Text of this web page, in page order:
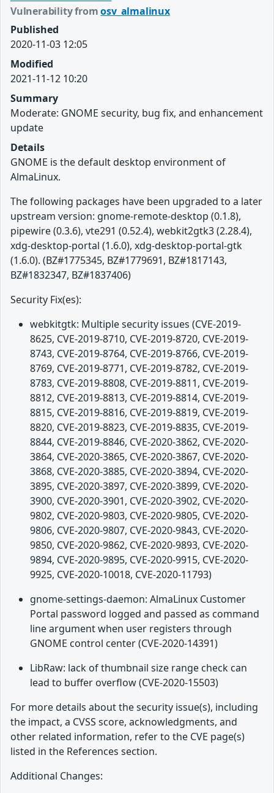
Vulnerability fromosv_almalinux
Published
2020-11-03 12:05
Modified
2021-11-12 10:20
Summary
Moderate: GNOME security, bug fix, and enhancement
update
Details
GNOME is the default desktop environment of
AlmaLinux.
The following packages have been upgraded to a later
upstream version: gnome-remote-desktop (0.1.8),
pipewire (0.3.6), vte291 (0.52.4), webkit2gtk3 (2.28.4),
xdg-desktop-portal (1.6.0), xdg-desktop-portal-gtk
(1.6.0). (BZ#1775345, BZ#1779691, BZ#1817143,
BZ#1832347, BZ#1837406)
Security Fix(es):
webkitgtk: Multiple security issues (CVE-2019-
8625, CVE-2019-8710, CVE-2019-8720, CVE-2019-
8743, CVE-2019-8764, CVE-2019-8766, CVE-2019-
8769, CVE-2019-8771, CVE-2019-8782, CVE-2019-
8783, CVE-2019-8808, CVE-2019-8811, CVE-2019-
8812, CVE-2019-8813, CVE-2019-8814, CVE-2019-
8815, CVE-2019-8816, CVE-2019-8819, CVE-2019-
8820, CVE-2019-8823, CVE-2019-8835, CVE-2019-
8844, CVE-2019-8846, CVE-2020-3862, CVE-2020-
3864, CVE-2020-3865, CVE-2020-3867, CVE-2020-
3868, CVE-2020-3885, CVE-2020-3894, CVE-2020-
3895, CVE-2020-3897, CVE-2020-3899, CVE-2020-
3900, CVE-2020-3901, CVE-2020-3902, CVE-2020-
9802, CVE-2020-9803, CVE-2020-9805, CVE-2020-
9806, CVE-2020-9807, CVE-2020-9843, CVE-2020-
9850, CVE-2020-9862, CVE-2020-9893, CVE-2020-
9894, CVE-2020-9895, CVE-2020-9915, CVE-2020-
9925, CVE-2020-10018, CVE-2020-11793)
gnome-settings-daemon: AlmaLinux Customer
Portal password logged and passed as command
line argument when user registers through
GNOME control center (CVE-2020-14391)
LibRaw: lack of thumbnail size range check can
lead to buffer overflow (CVE-2020-15503)
For more details about the security issue(s), including
the impact, a CVSS score, acknowledgments, and
other related information, refer to the CVE page(s)
listed in the References section.
Additional Changes: